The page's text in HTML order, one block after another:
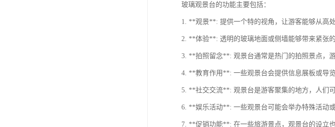
玻璃观景台的功能主要包括：
1. **观景**: 提供一个特的视角，让游客能够从高
2. **体验**: 透明的玻璃地面或侧墙能够带来紧张
3. **拍照留念**: 观景台通常是热门的拍照景点，
4. **教育作用**: 一些观景台会提供信息展板或导
5. **社交交流**: 观景台是游客聚集的地方，人们
6. **娱乐活动**: 一些观景台可能会举办特殊活动
7. **促销功能**: 在一些旅游景点，观景台的设立